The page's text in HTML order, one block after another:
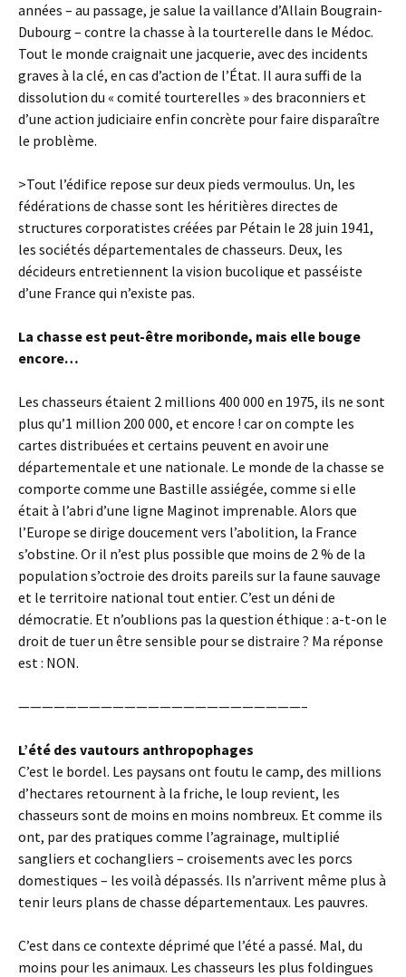
années – au passage, je salue la vaillance d’Allain Bougrain-
Dubourg – contre la chasse à la tourterelle dans le Médoc.
Tout le monde craignait une jacquerie, avec des incidents
graves à la clé, en cas d’action de l’État. Il aura suffi de la
dissolution du « comité tourterelles » des braconniers et
d’une action judiciaire enfin concrète pour faire disparaître
le problème.
>Tout l’édifice repose sur deux pieds vermoulus. Un, les
fédérations de chasse sont les héritières directes de
structures corporatistes créées par Pétain le 28 juin 1941,
les sociétés départementales de chasseurs. Deux, les
décideurs entretiennent la vision bucolique et passéiste
d’une France qui n’existe pas.
La chasse est peut-être moribonde, mais elle bouge
encore…
Les chasseurs étaient 2 millions 400 000 en 1975, ils ne sont
plus qu’1 million 200 000, et encore ! car on compte les
cartes distribuées et certains peuvent en avoir une
départementale et une nationale. Le monde de la chasse se
comporte comme une Bastille assiégée, comme si elle
était à l’abri d’une ligne Maginot imprenable. Alors que
l’Europe se dirige doucement vers l’abolition, la France
s’obstine. Or il n’est plus possible que moins de 2 % de la
population s’octroie des droits pareils sur la faune sauvage
et le territoire national tout entier. C’est un déni de
démocratie. Et n’oublions pas la question éthique : a-t-on le
droit de tuer un être sensible pour se distraire ? Ma réponse
est : NON.
————————————————————————–
L’été des vautours anthropophages
C’est le bordel. Les paysans ont foutu le camp, des millions
d’hectares retournent à la friche, le loup revient, les
chasseurs sont de moins en moins nombreux. Et comme ils
ont, par des pratiques comme l’agrainage, multiplié
sangliers et cochangliers – croisements avec les porcs
domestiques – les voilà dépassés. Ils n’arrivent même plus à
tenir leurs plans de chasse départementaux. Les pauvres.
C’est dans ce contexte déprimé que l’été a passé. Mal, du
moins pour les animaux. Les chasseurs les plus foldingues